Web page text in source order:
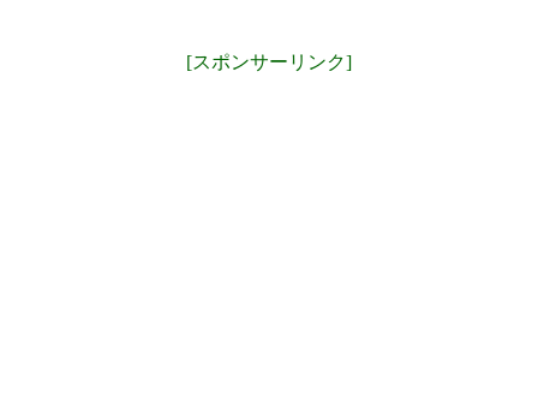
[スポンサーリンク]